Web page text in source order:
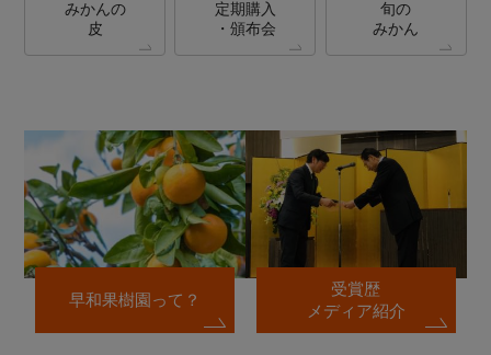
みかんの
皮
定期購入
・頒布会
旬の
みかん
早和果樹園って？
受賞歴
メディア紹介